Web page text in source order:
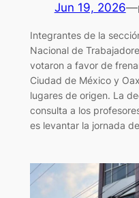
Jun 19, 2026—
Integrantes de la
Nacional de
votaron a favor de
Ciudad de México y
lugares de origen. La
consulta a los
es levantar la jornada